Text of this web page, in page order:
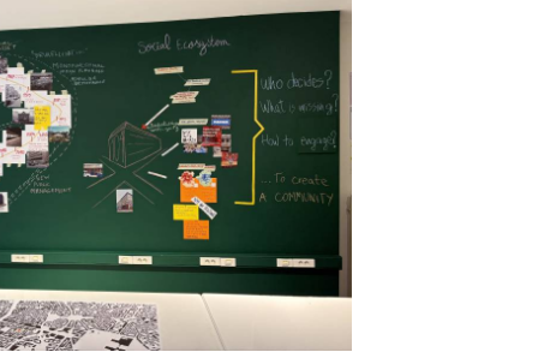
#architecture